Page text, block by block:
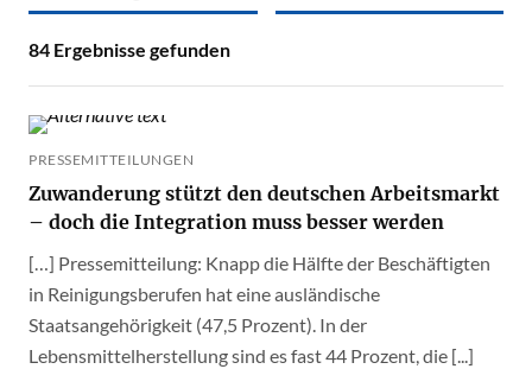
84 Ergebnisse gefunden
PRESSEMITTEILUNGEN
Zuwanderung stützt den deutschen Arbeitsmarkt
– doch die Integration muss besser werden
[…] Pressemitteilung: Knapp die Hälfte der Beschäftigten
in Reinigungsberufen hat eine ausländische
Staatsangehörigkeit (47,5 Prozent). In der
Lebensmittelherstellung sind es fast 44 Prozent, die [...]